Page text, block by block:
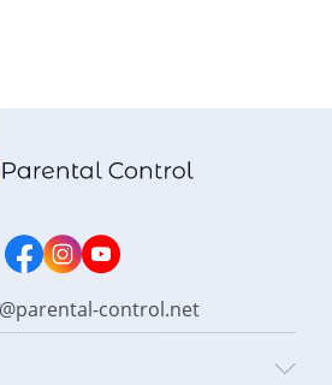
control.net